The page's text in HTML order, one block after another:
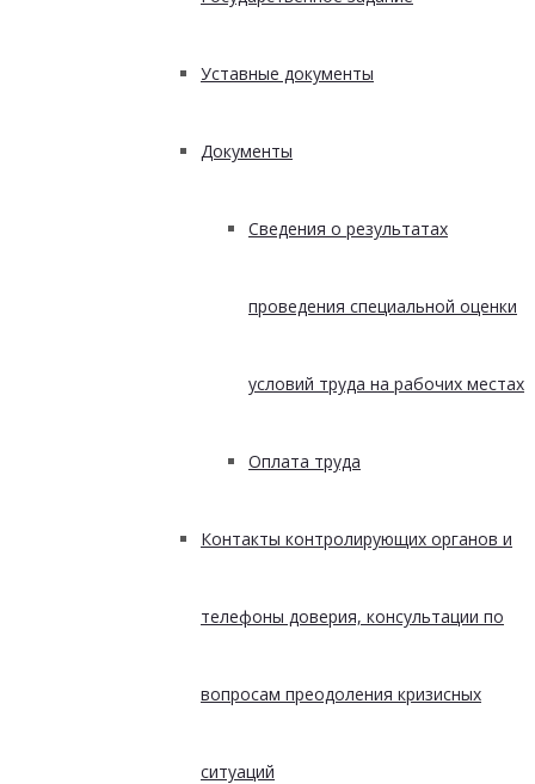
Уставные документы
Документы
Сведения о результатах
проведения специальной оценки
условий труда на рабочих местах
Оплата труда
Контакты контролирующих органов и
телефоны доверия, консультации по
вопросам преодоления кризисных
ситуаций